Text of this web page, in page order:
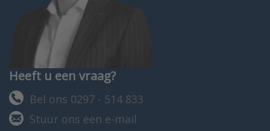
Heeft u een vraag?
Bel ons 0297 - 514 833
Stuur ons een e-mail